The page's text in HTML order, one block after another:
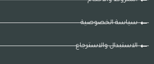
سياسة الخصوصية
الاستبدال والاسترجاع